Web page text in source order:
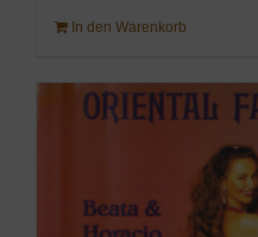
In den Warenkorb